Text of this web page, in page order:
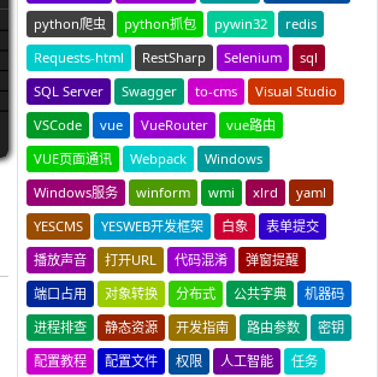
python爬虫
python抓包 pywin32
redis
Requests-html
RestSharp Selenium
sql
SQL Server
Swagger to-cms
Visual Studio
VSCode
vue VueRouter
vue路由
VUE页面通讯
Webpack
Windows
Windows服务
winform wmi xlrd
yaml
YESCMS
YESWEB开发框架 白象
表单提交
播放声音
打开URL 代码混淆
弹窗提醒
端口占用
对象转换 分布式 公共字典
机器码
进程排查
静态资源 开发指南 路由参数
密钥
配置教程
配置文件 权限 人工智能
任务